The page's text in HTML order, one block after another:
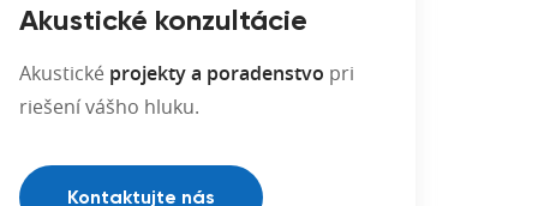
Akustické konzultácie
Akustické projekty a poradenstvo pri
riešení vášho hluku.
Kontaktujte nás